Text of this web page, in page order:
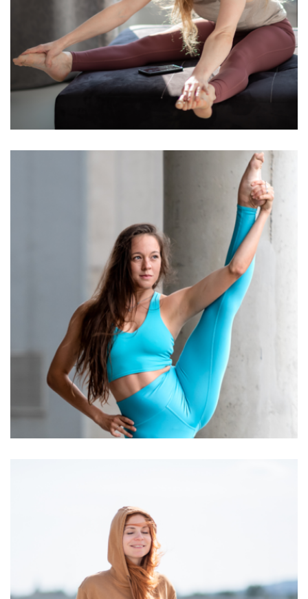
Nagygyörgy Emese
Siklósy Noémi